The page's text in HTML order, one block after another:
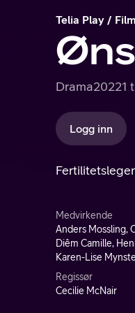
Telia Play
Drama20221
Logg inn
Medvirkende
Anders Mossling,
Diêm Camille,
Karen-Lise
Regissør
Cecilie McNair